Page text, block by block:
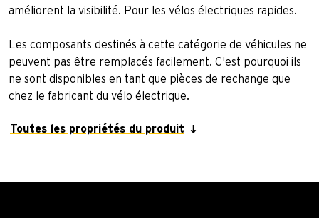
améliorent la visibilité. Pour les vélos électriques rapides.
Les composants destinés à cette catégorie de véhicules ne
peuvent pas être remplacés facilement. C'est pourquoi ils
ne sont disponibles en tant que pièces de rechange que
chez le fabricant du vélo électrique.
Toutes les propriétés du produit